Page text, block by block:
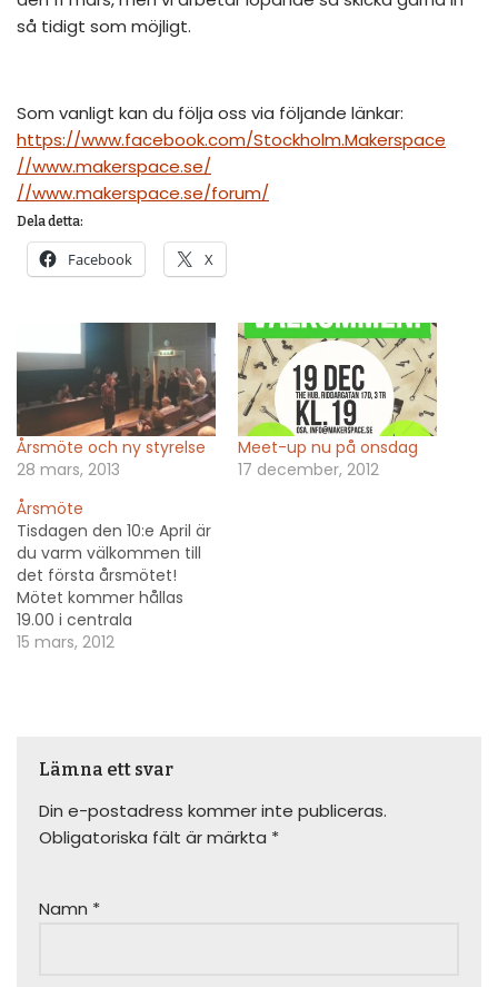
så tidigt som möjligt.
Som vanligt kan du följa oss via följande länkar:
https://www.facebook.com/Stockholm.Makerspace
//www.makerspace.se/
//www.makerspace.se/forum/
Dela detta:
Facebook X
Årsmöte och ny styrelse
28 mars, 2013
Meet-up nu på onsdag
17 december, 2012
Årsmöte
Tisdagen den 10:e April är
du varm välkommen till
det första årsmötet!
Mötet kommer hållas
19.00 i centrala
Stockholm. På mötet
makerspace i Stockholm
15 mars, 2012
Lämna ett svar
Din e-postadress kommer inte publiceras.
Obligatoriska fält är märkta *
Namn *